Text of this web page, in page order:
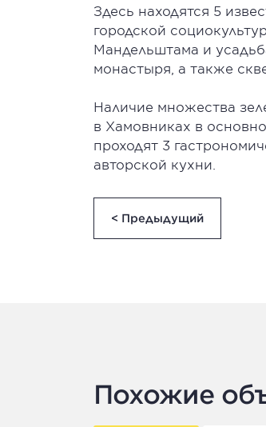
Здесь находятся 5
городской
Мандельштама и
монастыря, а также
Наличие множества
в Хамовниках в
проходят 3
авторской кухни.
< Предыдущий
Похожие